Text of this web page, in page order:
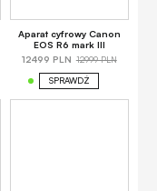
Aparat cyfrowy Canon
EOS R6 mark III
12499 PLN 12999 PLN
SPRAWDŹ